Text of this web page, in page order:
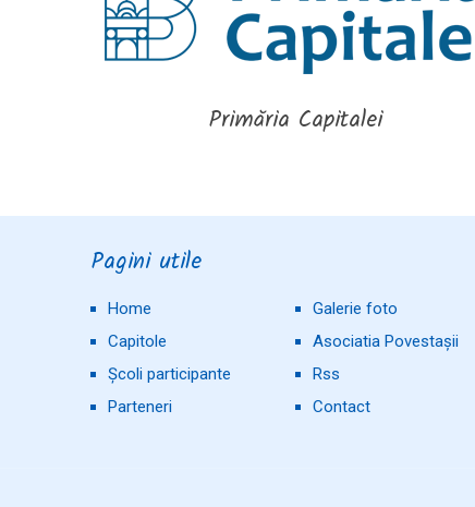
Primăria Capitalei
Pagini utile
Home
Capitole
Școli participante
Parteneri
Galerie foto
Asociatia Povestașii
Rss
Contact